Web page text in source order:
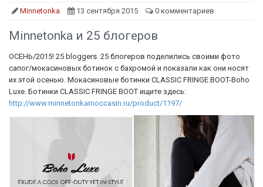
Minnetonka 13 сентября 2015 0 комментариев
Minnetonka и 25 блогеров
ОСЕНЬ/2015! 25 bloggers. 25 блогеров поделились своими фото
сапог/мокасиновых ботинок с бахромой и показали как они носят
их этой осенью. Мокасиновые ботинки CLASSIC FRINGE BOOT-Boho
Luxe. Ботинки CLASSIC FRINGE BOOT ищите здесь:
http://www.minnetonkamoccasin.ru/product/1197/